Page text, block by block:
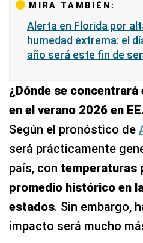
MIRA TAMBIÉN:
Alerta en Florida por
humedad extrema: el
año será este fin de
¿Dónde se
en el verano 2026 en
Según el pronóstico de
será prácticamente
país, con temperaturas
promedio histórico en
estados. Sin embargo,
impacto será mucho